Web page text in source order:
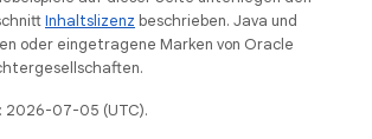
Inhaltslizenz beschrieben. Java und
oder eingetragene Marken von Oracle
07-05 (UTC).